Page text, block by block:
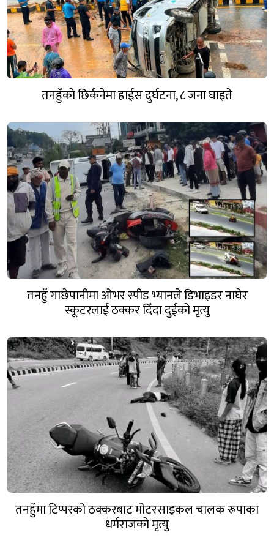
तनहुँको छिर्कनेमा हाईस दुर्घटना, ८ जना घाइते
तनहुँ गाछेपानीमा ओभर स्पीड भ्यानले डिभाइडर नाघेर
स्कूटरलाई ठक्कर दिँदा दुईको मृत्यु
तनहुँमा टिप्परको ठक्करबाट मोटरसाइकल चालक रूपाका
धर्मराजको मृत्यु